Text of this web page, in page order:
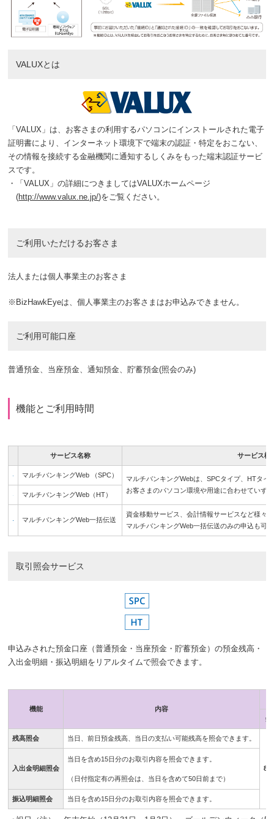
VALUXとは
「VALUX」は、お客さまの利用するパソコンにインストールされた電子
証明書により、インターネット環境下で端末の認証・特定をおこない、
その情報を接続する金融機関に通知するしくみをもった端末認証サービ
スです。
・
「VALUX」の詳細につきましてはVALUXホームページ
(http://www.valux.ne.jp/)をご覧ください。
ご利用いただけるお客さま
法人または個人事業主のお客さま
※ BizHawkEyeは、個人事業主のお客さまはお申込みできません。
ご利用可能口座
普通預金、当座預金、通知預金、貯蓄預金(照会のみ)
機能とご利用時間
サービス名称 サービス機
マルチバンキングWeb （SPC）
マルチバンキングWebは、SPCタイプ、HTタイ
お客さまのパソコン環境や用途に合わせていず
マルチバンキングWeb（HT）
マルチバンキングWeb一括伝送
資金移動サービス、会計情報サービスなど様々
マルチバンキングWeb一括伝送のみの申込も可
取引照会サービス
申込みされた預金口座（普通預金・当座預金・貯蓄預金）の預金残高・
入出金明細・振込明細をリアルタイムで照会できます。
機能
内容
銀
残高照会 当日、前日預金残高、当日の支払い可能残高を照会できます。
入出金明細照会
当日を含め15日分のお取引内容を照会できます。
（日付指定有の再照会は、当日を含めて50日前まで）
振込明細照会 当日を含め15日分のお取引内容を照会できます。